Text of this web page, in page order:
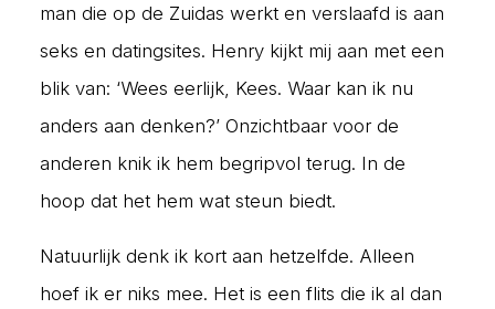
man die op de Zuidas werkt en verslaafd is aan
seks en datingsites. Henry kijkt mij aan met een
blik van: ‘Wees eerlijk, Kees. Waar kan ik nu
anders aan denken?’ Onzichtbaar voor de
anderen knik ik hem begripvol terug. In de
hoop dat het hem wat steun biedt.
Natuurlijk denk ik kort aan hetzelfde. Alleen
hoef ik er niks mee. Het is een flits die ik al dan